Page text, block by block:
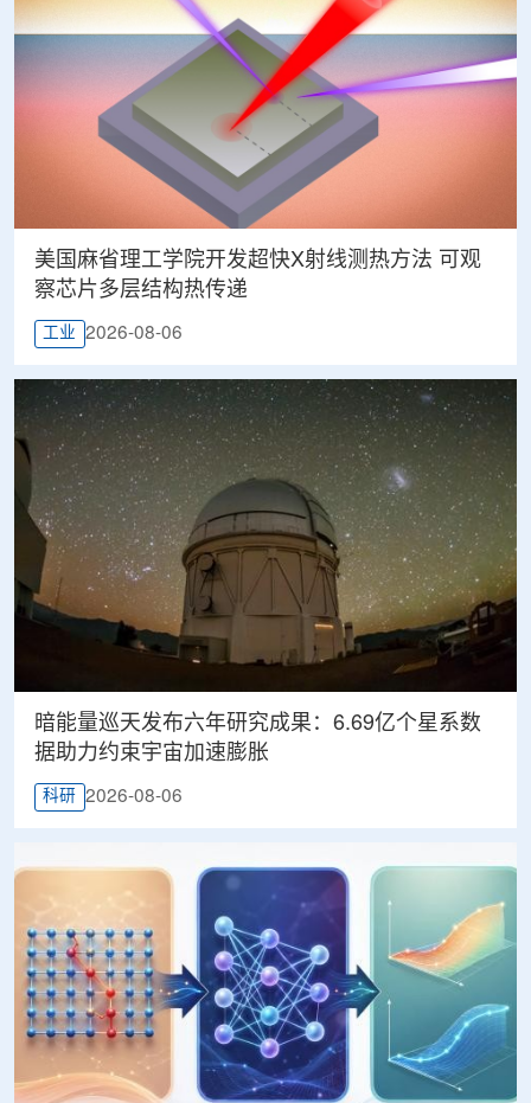
美国麻省理工学院开发超快X射线测热方法 可观
察芯片多层结构热传递
工业 2026-08-06
暗能量巡天发布六年研究成果：6.69亿个星系数
据助力约束宇宙加速膨胀
科研 2026-08-06